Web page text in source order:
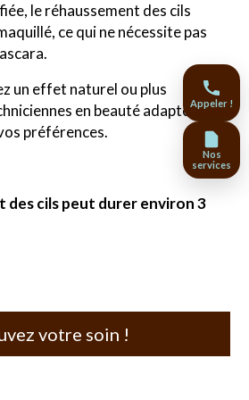
le réhaussement des cils
ce qui ne nécessite pas
un effet naturel ou plus
en beauté adapte la
préférences.
des cils peut durer environ 3
votre soin !
Appeler !
Nos
services